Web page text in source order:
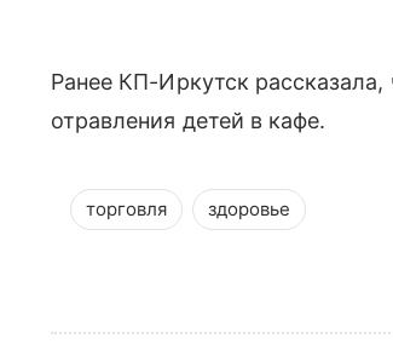
Ранее КП-Иркутск рассказала,
отравления детей в кафе.
торговля здоровье